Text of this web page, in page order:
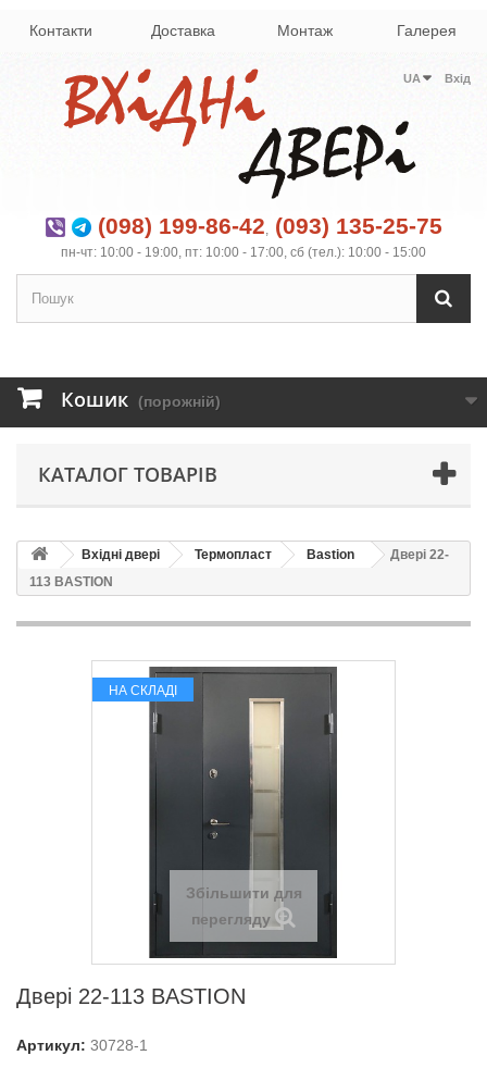
Контакти Доставка Монтаж Галерея
Вхід
UA
(098) 199-86-42, (093) 135-25-75
пн-чт: 10:00 - 19:00, пт: 10:00 - 17:00, сб (тел.): 10:00 - 15:00
Кошик (порожній)
КАТАЛОГ ТОВАРІВ
Вхідні двері Термопласт Bastion
Двері 22-
113 BASTION
НА СКЛАДІ
Збільшити для
перегляду
Двері 22-113 BASTION
Артикул: 30728-1